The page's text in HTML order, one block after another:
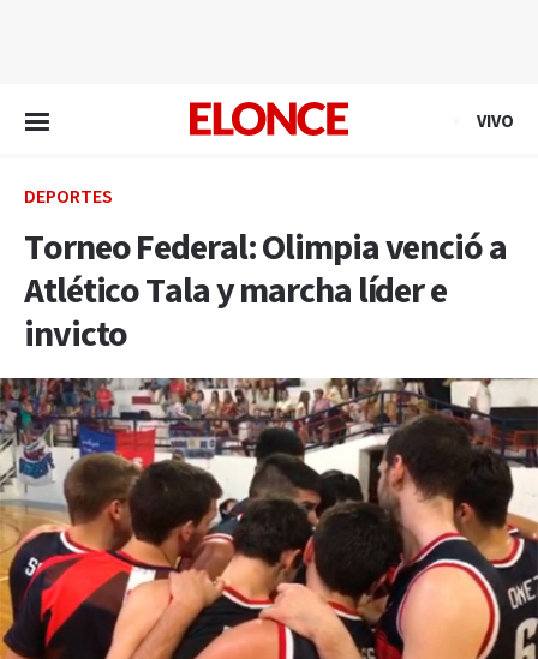
VIVO
DEPORTES
Torneo Federal: Olimpia venció a
Atlético Tala y marcha líder e
invicto